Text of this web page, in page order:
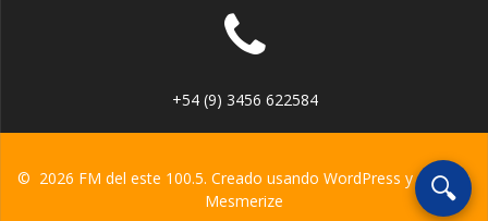
+54 (9) 3456 622584
© 2026 FM del este 100.5. Creado usando WordPress y eltema
Mesmerize
🔍